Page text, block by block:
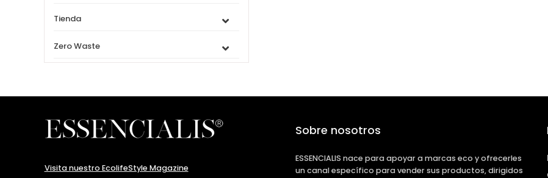
Tienda
Zero Waste
Visita nuestro EcolifeStyle Magazine
Sobre nosotros
ESSENCIALIS nace para apoyar a marcas eco y ofrecerles
un canal específico para vender sus productos, dirigidos